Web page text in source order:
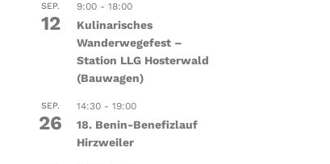
SEP.
12
9:00- 18:00
Kulinarisches
Wanderwegefest –
Station LLG Hosterwald
(Bauwagen)
SEP.
26
14:30- 19:00
18. Benin-Benefizlauf
Hirzweiler